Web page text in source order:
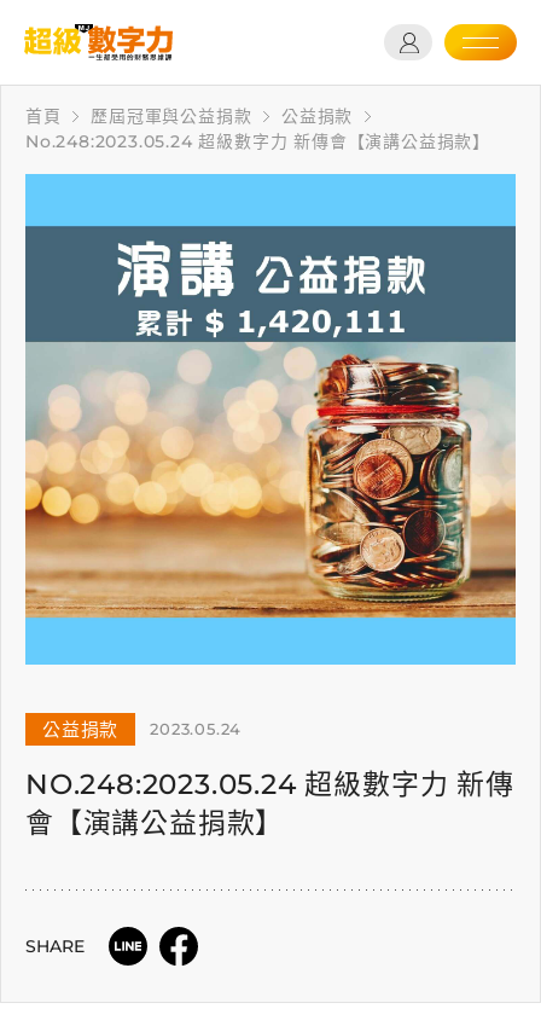
首頁 歷屆冠軍與公益捐款
公益捐款
No.248:2023.05.24 超級數字力 新傳會【演講公益捐款】
公益捐款 2023.05.24
NO.248:2023.05.24 超級數字力 新傳
會【演講公益捐款】
SHARE